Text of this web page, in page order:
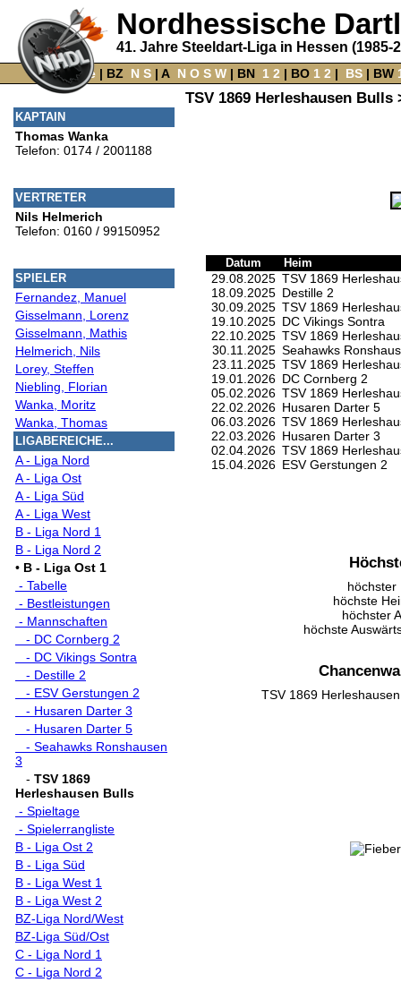
Nordhessische
41. Jahre Steeldart-Liga in Hessen (1985-
Home‌ | BZ N S‌ | A‌ N O S W‌ | BN‌ 1 2 | BO‌ 1 2 | BS| BW‌
TSV 1869 Herleshausen Bulls
KAPTAIN
Thomas Wanka
Telefon: 0174 / 2001188
VERTRETER
Nils Helmerich
Telefon: 0160 / 99150952
SPIELER
Fernandez, Manuel
Gisselmann, Lorenz
Gisselmann, Mathis
Helmerich, Nils
Lorey, Steffen
Niebling, Florian
Wanka, Moritz
Wanka, Thomas
LIGABEREICHE...
A - Liga Nord
A - Liga Ost
A - Liga Süd
A - Liga West
B - Liga Nord 1
B - Liga Nord 2
• B - Liga Ost 1
- Tabelle
- Bestleistungen
- Mannschaften
- DC Cornberg 2
- DC Vikings Sontra
- Destille 2
- ESV Gerstungen 2
- Husaren Darter 3
- Husaren Darter 5
- Seahawks Ronshausen
3
- TSV 1869
Herleshausen Bulls
- Spieltage
- Spielerrangliste
B - Liga Ost 2
B - Liga Süd
B - Liga West 1
B - Liga West 2
BZ-Liga Nord/West
BZ-Liga Süd/Ost
C - Liga Nord 1
C - Liga Nord 2
Datum Heim
29.08.2025 TSV 1869
18.09.2025 Destille 2
30.09.2025 TSV 1869
19.10.2025 DC Vikings Sontra
22.10.2025 TSV 1869
30.11.2025 Seahawks
23.11.2025 TSV 1869
19.01.2026 DC Cornberg 2
05.02.2026 TSV 1869
22.02.2026 Husaren Darter 5
06.03.2026 TSV 1869
22.03.2026 Husaren Darter 3
02.04.2026 TSV 1869
15.04.2026 ESV Gerstungen 2
höchste
höchster
höchste
TSV 1869